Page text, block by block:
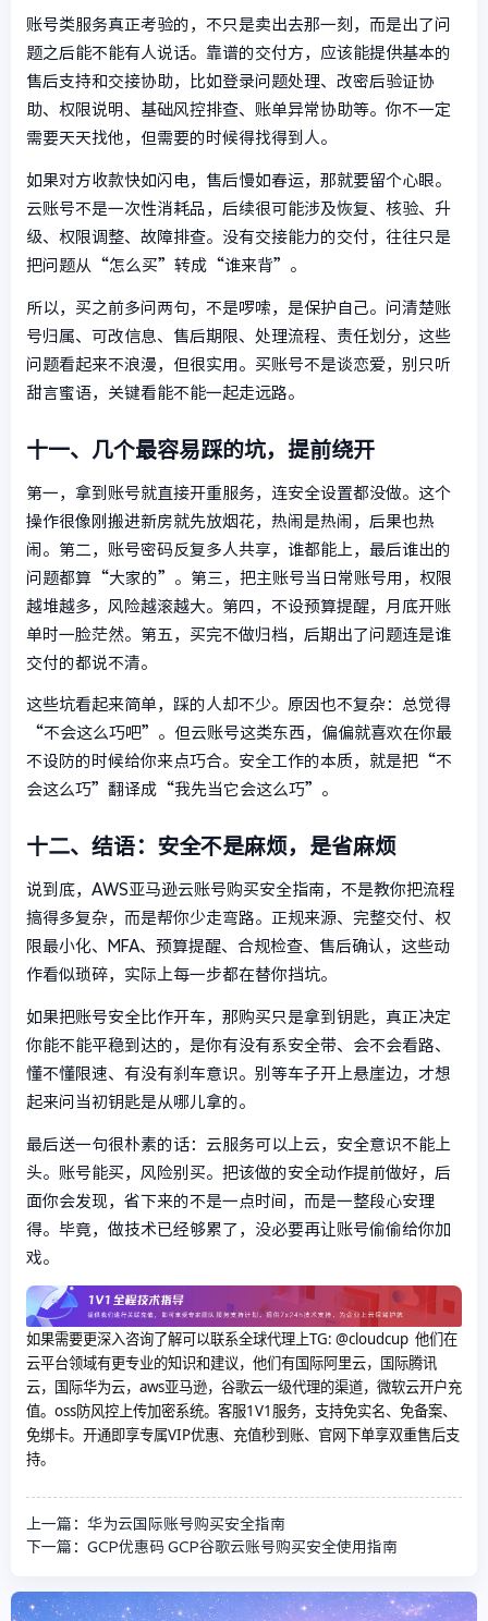
账号类服务真正考验的，不只是卖出去那一刻，而是出了问
题之后能不能有人说话。靠谱的交付方，应该能提供基本的
售后支持和交接协助，比如登录问题处理、改密后验证协
助、权限说明、基础风控排查、账单异常协助等。你不一定
需要天天找他，但需要的时候得找得到人。
如果对方收款快如闪电，售后慢如春运，那就要留个心眼。
云账号不是一次性消耗品，后续很可能涉及恢复、核验、升
级、权限调整、故障排查。没有交接能力的交付，往往只是
把问题从“怎么买”转成“谁来背”。
所以，买之前多问两句，不是啰嗦，是保护自己。问清楚账
号归属、可改信息、售后期限、处理流程、责任划分，这些
问题看起来不浪漫，但很实用。买账号不是谈恋爱，别只听
甜言蜜语，关键看能不能一起走远路。
十一、几个最容易踩的坑，提前绕开
第一，拿到账号就直接开重服务，连安全设置都没做。这个
操作很像刚搬进新房就先放烟花，热闹是热闹，后果也热
闹。第二，账号密码反复多人共享，谁都能上，最后谁出的
问题都算“大家的”。第三，把主账号当日常账号用，权限
越堆越多，风险越滚越大。第四，不设预算提醒，月底开账
单时一脸茫然。第五，买完不做归档，后期出了问题连是谁
交付的都说不清。
这些坑看起来简单，踩的人却不少。原因也不复杂：总觉得
“不会这么巧吧”。但云账号这类东西，偏偏就喜欢在你最
不设防的时候给你来点巧合。安全工作的本质，就是把“不
会这么巧”翻译成“我先当它会这么巧”。
十二、结语：安全不是麻烦，是省麻烦
说到底，AWS亚马逊云账号购买安全指南，不是教你把流程
搞得多复杂，而是帮你少走弯路。正规来源、完整交付、权
限最小化、MFA、预算提醒、合规检查、售后确认，这些动
作看似琐碎，实际上每一步都在替你挡坑。
如果把账号安全比作开车，那购买只是拿到钥匙，真正决定
你能不能平稳到达的，是你有没有系安全带、会不会看路、
懂不懂限速、有没有刹车意识。别等车子开上悬崖边，才想
起来问当初钥匙是从哪儿拿的。
最后送一句很朴素的话：云服务可以上云，安全意识不能上
头。账号能买，风险别买。把该做的安全动作提前做好，后
面你会发现，省下来的不是一点时间，而是一整段心安理
得。毕竟，做技术已经够累了，没必要再让账号偷偷给你加
戏。
如果需要更深入咨询了解可以联系全球代理上TG: @cloudcup 他们在
云平台领域有更专业的知识和建议，他们有国际阿里云，国际腾讯
云，国际华为云，aws亚马逊，谷歌云一级代理的渠道，微软云开户充
值。oss防风控上传加密系统。客服1V1服务，支持免实名、免备案、
免绑卡。开通即享专属VIP优惠、充值秒到账、官网下单享双重售后支
持。
上一篇：华为云国际账号购买安全指南
下一篇：GCP优惠码 GCP谷歌云账号购买安全使用指南